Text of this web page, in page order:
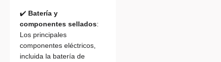
✔️ Batería y
componentes sellados:
Los principales
componentes eléctricos,
incluida la batería de